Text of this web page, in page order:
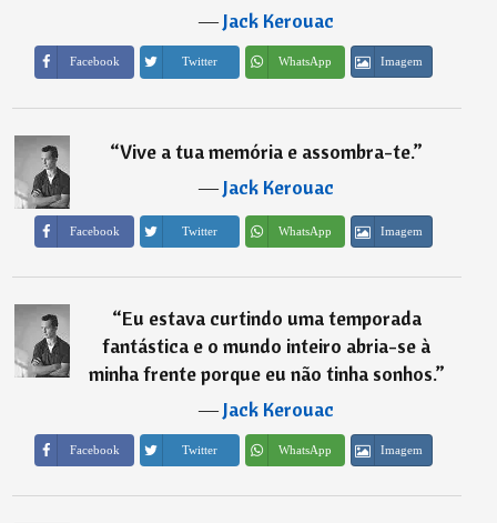
―Jack Kerouac
Facebook Twitter WhatsApp Imagem
“Vive a tua memória e assombra-te.”
―Jack Kerouac
Facebook Twitter WhatsApp Imagem
“Eu estava curtindo uma temporada
fantástica e o mundo inteiro abria-se à
minha frente porque eu não tinha sonhos.”
―Jack Kerouac
Facebook Twitter WhatsApp Imagem